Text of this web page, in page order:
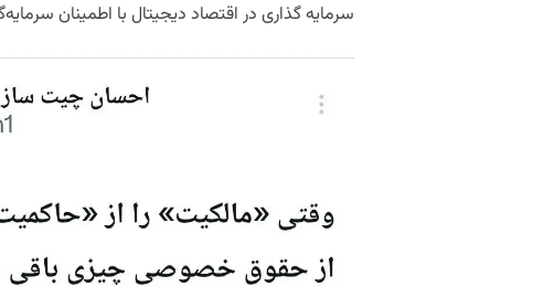
سرمایه گذاری در اقتصاد دیجیتال با اطمینان